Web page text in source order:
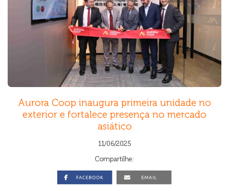
Aurora Coop inaugura primeira unidade no
exterior e fortalece presença no mercado
asiático
11/06/2025
Compartilhe: